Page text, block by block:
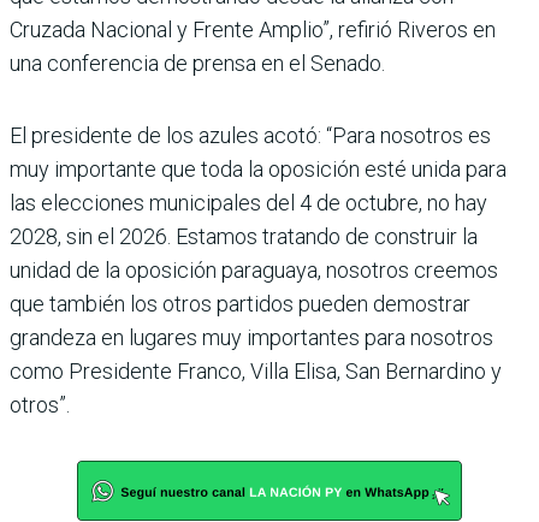
Cruzada Nacional y Frente Amplio”, refirió Riveros en
una conferencia de prensa en el Senado.
El presidente de los azules acotó: “Para nosotros es
muy importante que toda la oposición esté unida para
las elecciones municipales del 4 de octubre, no hay
2028, sin el 2026. Estamos tratando de construir la
unidad de la oposición paraguaya, nosotros creemos
que también los otros partidos pueden demostrar
grandeza en lugares muy importantes para nosotros
como Presidente Franco, Villa Elisa, San Bernardino y
otros”.